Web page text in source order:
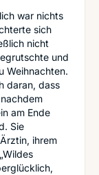
war nichts
sich
nicht
und
Weihnachten.
daran, dass
am Ende
Sie
ihrem